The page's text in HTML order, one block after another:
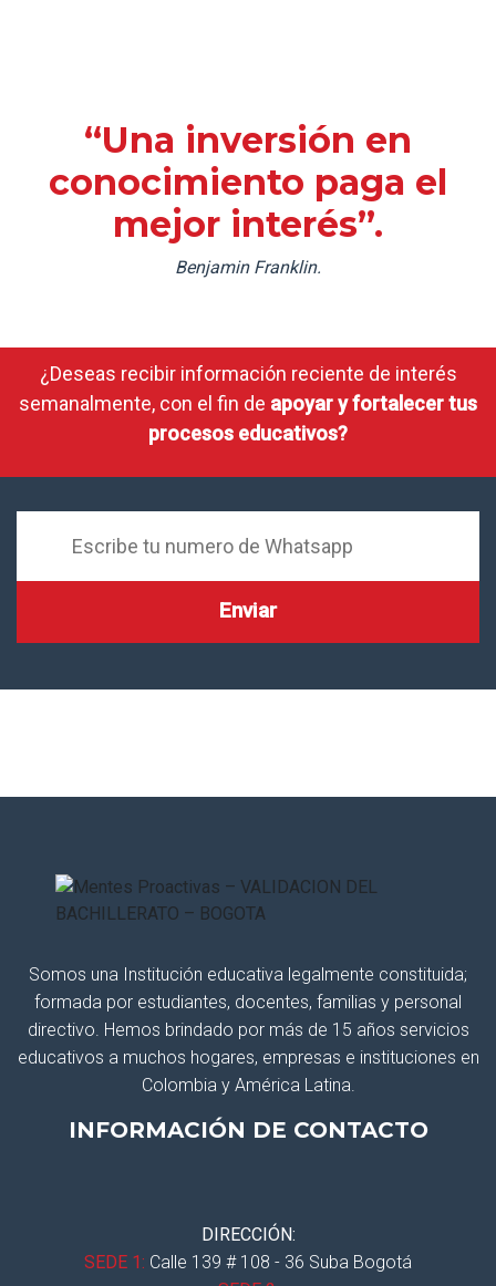
“Una inversión en
conocimiento paga el
mejor interés”.
Benjamin Franklin.
¿Deseas recibir información reciente de interés
semanalmente, con el fin de apoyar y fortalecer tus
procesos educativos?
Somos una Institución educativa legalmente constituida;
formada por estudiantes, docentes, familias y personal
directivo. Hemos brindado por más de 15 años servicios
educativos a muchos hogares, empresas e instituciones en
Colombia y América Latina.
INFORMACIÓN DE CONTACTO
DIRECCIÓN:
SEDE 1: Calle 139 # 108 - 36 Suba Bogotá